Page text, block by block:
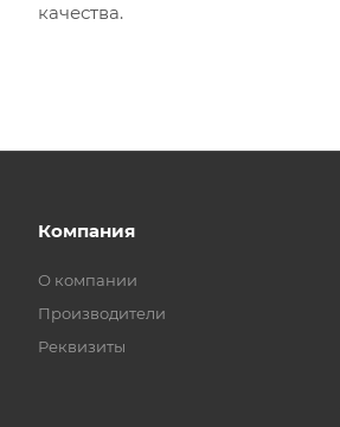
качества.
Компания
О компании
Производители
Реквизиты